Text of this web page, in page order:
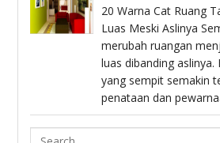
20 Warna Cat Ruang
Luas Meski Aslinya
merubah ruangan
luas dibanding aslinya.
yang sempit semakin
penataan dan
Search